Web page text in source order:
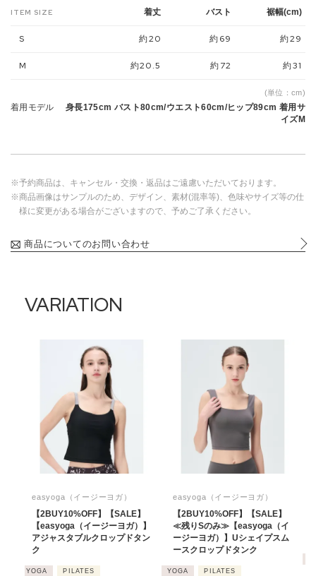
ITEM SIZE 着丈 バスト 裾幅(cm)
S 約20 約69 約29
M 約20.5 約72 約31
(単位：cm)
着用モデル
身長175cm バスト80cm/ウエスト60cm/ヒップ89cm 着用サ
イズM
※予約商品は、キャンセル・交換・返品はご遠慮いただいております。
※商品画像はサンプルのため、デザイン、素材(混率等)、色味やサイズ等の仕
様に変更がある場合がございますので、予めご了承ください。
商品についてのお問い合わせ
VARIATION
easyoga（イージーヨガ）
【2BUY10%OFF】【SALE】
【easyoga（イージーヨガ）】
アジャスタブルクロップドタン
ク
YOGA PILATES
easyoga（イージーヨガ）
【2BUY10%OFF】【SALE】
≪残りSのみ≫【easyoga（イ
ージーヨガ）】Uシェイプスム
ースクロップドタンク
YOGA PILATES